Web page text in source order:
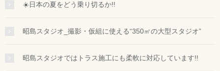
☀️日本の夏をどう乗り切るか!!
昭島スタジオ_撮影・仮組に使える“350㎡の大型スタジオ”
昭島スタジオではトラス施工にも柔軟に対応しています!!